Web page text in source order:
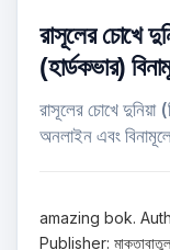
রাসূলের চোখে
(হার্ডকভার)
রাসূলের চোখে দুনিয়া
অনলাইন এবং
amazing bok. Author:
Publisher: